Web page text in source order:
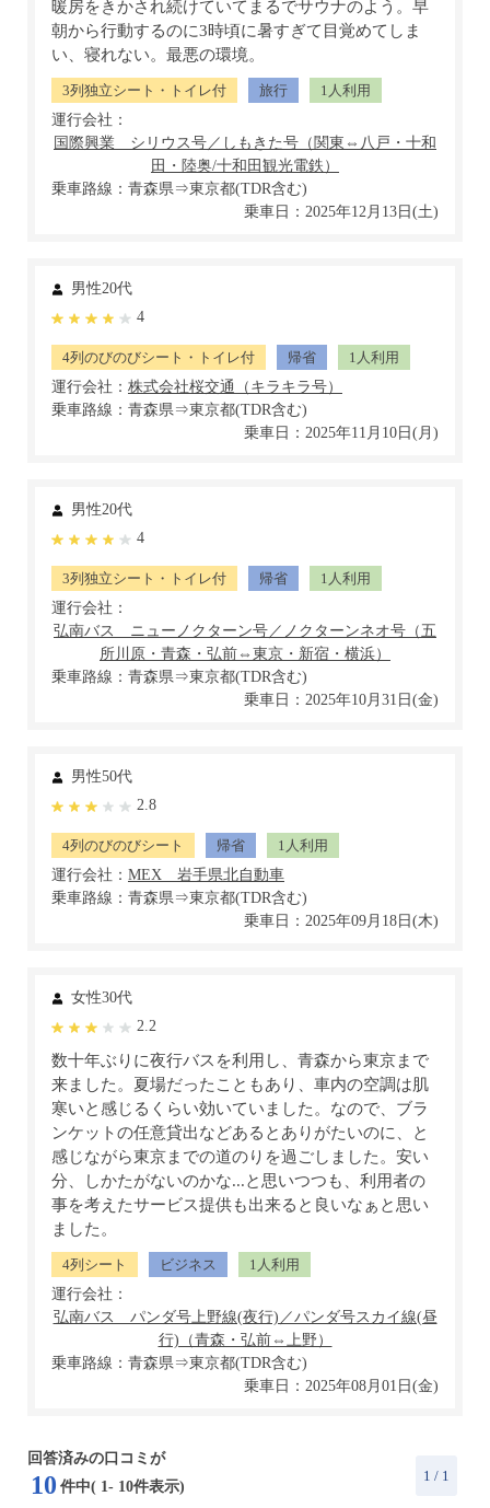
暖房をきかされ続けていてまるでサウナのよう。早
朝から行動するのに3時頃に暑すぎて目覚めてしま
い、寝れない。最悪の環境。
3列独立シート・トイレ付 旅行
1人利用
運行会社：
乗車路線：青森県⇒東京都(TDR含む)
乗車日：2025年12月13日(土)
男性20代
4
4列のびのびシート・トイレ付 帰省
1人利用
運行会社：
乗車路線：青森県⇒東京都(TDR含む)
乗車日：2025年11月10日(月)
男性20代
4
3列独立シート・トイレ付 帰省
1人利用
運行会社：
乗車路線：青森県⇒東京都(TDR含む)
乗車日：2025年10月31日(金)
男性50代
2.8
4列のびのびシート 帰省
1人利用
運行会社：
乗車路線：青森県⇒東京都(TDR含む)
乗車日：2025年09月18日(木)
女性30代
2.2
数十年ぶりに夜行バスを利用し、青森から東京まで
来ました。夏場だったこともあり、車内の空調は肌
寒いと感じるくらい効いていました。なので、ブラ
ンケットの任意貸出などあるとありがたいのに、と
感じながら東京までの道のりを過ごしました。安い
分、しかたがないのかな...と思いつつも、利用者の
事を考えたサービス提供も出来ると良いなぁと思い
ました。
4列シート ビジネス
1人利用
運行会社：
乗車路線：青森県⇒東京都(TDR含む)
乗車日：2025年08月01日(金)
回答済みの口コミが
10 件中( 1- 10件表示)
1 / 1